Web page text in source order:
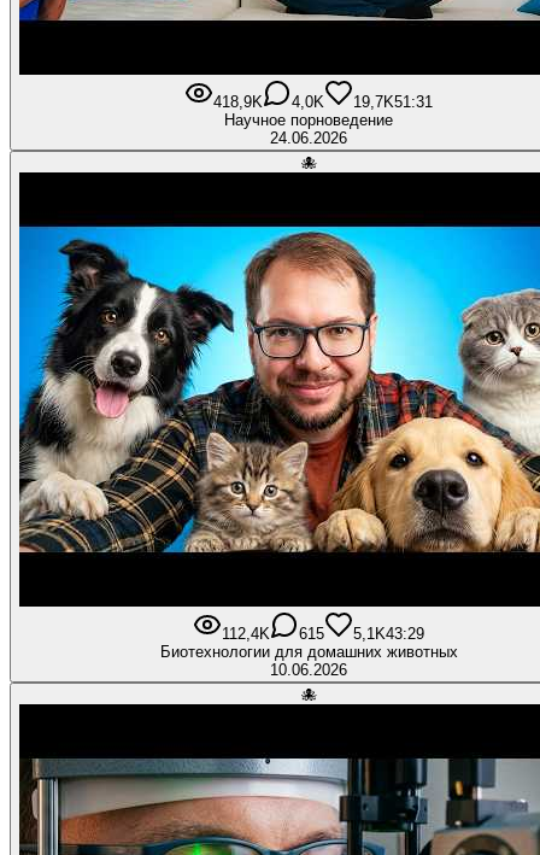
418,9K 4,0K 19,7K51:31
Научное порноведение
24.06.2026
🐙
112,4K 615 5,1K43:29
Биотехнологии для домашних животных
10.06.2026
🐙